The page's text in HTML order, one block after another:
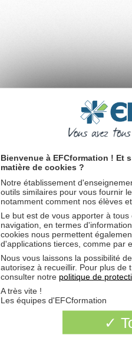
Bienvenue à EFCformation ! Et
matière de cookies ?
Notre établissement
outils similaires pour vous fournir
notamment comment nos élèves
Le but est de vous apporter à
navigation, en termes
cookies nous permettent
d'applications tierces, comme par
Nous vous laissons la possibilité
autorisez à recueillir. Pour plus de
consulter notre politique de
A très vite !
Les équipes d'EFCformation